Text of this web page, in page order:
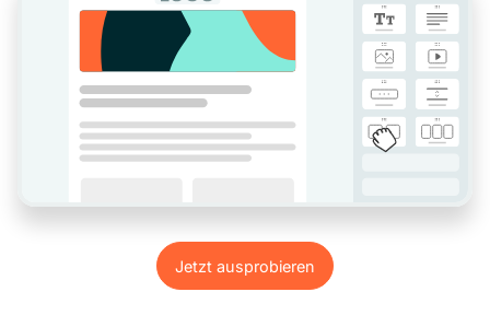
Jetzt ausprobieren
Jetzt ausprobieren